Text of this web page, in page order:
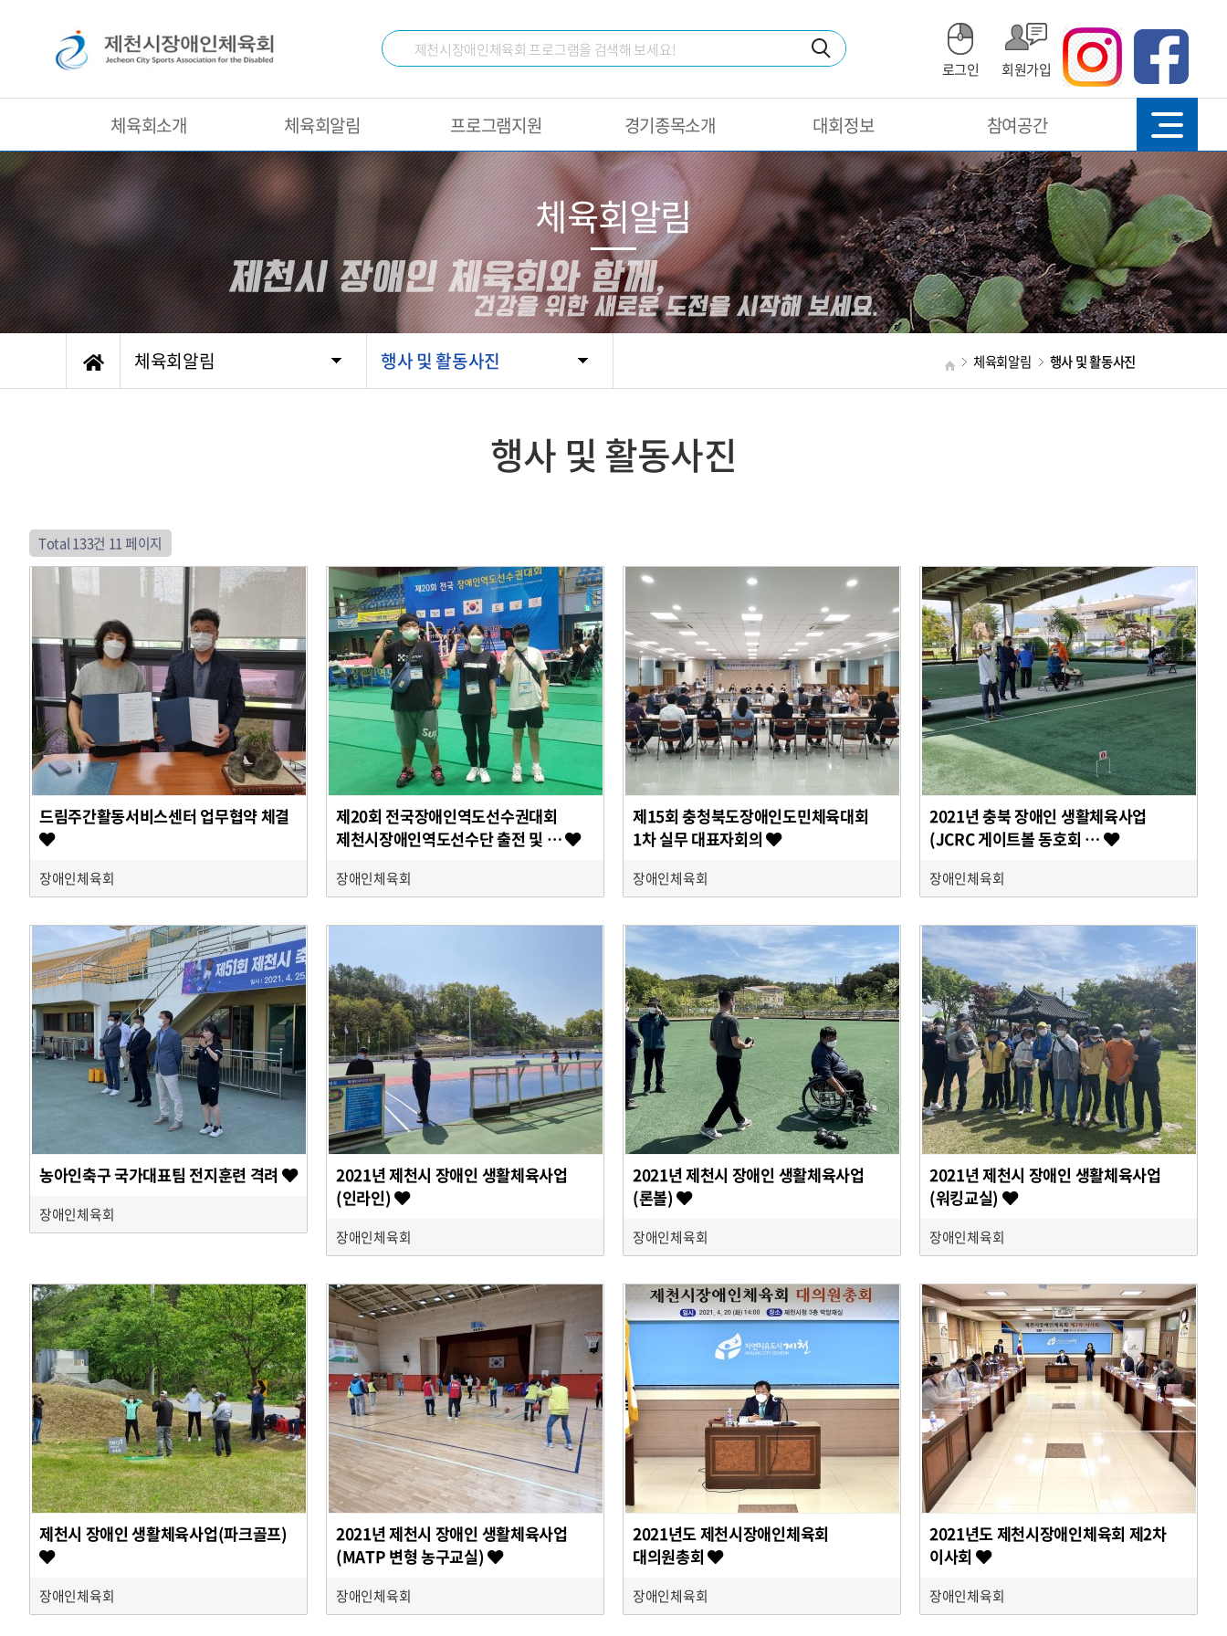
로그인 회원가입
체육회소개 체육회알림 프로그램지원 경기종목소개 대회정보 참여공간
체육회알림 행사 및 활동사진 체육회알림 행사 및 활동사진
체육회알림
행사 및 활동사진
Total 133건 11 페이지
드림주간활동서비스센터 업무협약 체결
장애인체육회
제20회 전국장애인역도선수권대회
제천시장애인역도선수단 출전 및 …
장애인체육회
제15회 충청북도장애인도민체육대회
1차 실무 대표자회의
장애인체육회
2021년 충북 장애인 생활체육사업
(JCRC 게이트볼 동호회 …
장애인체육회
농아인축구 국가대표팀 전지훈련 격려
장애인체육회
2021년 제천시 장애인 생활체육사업
(인라인)
장애인체육회
2021년 제천시 장애인 생활체육사업
(론볼)
장애인체육회
2021년 제천시 장애인 생활체육사업
(워킹교실)
장애인체육회
제천시 장애인 생활체육사업(파크골프)
장애인체육회
2021년 제천시 장애인 생활체육사업
(MATP 변형 농구교실)
장애인체육회
2021년도 제천시장애인체육회
대의원총회
장애인체육회
2021년도 제천시장애인체육회 제2차
이사회
장애인체육회